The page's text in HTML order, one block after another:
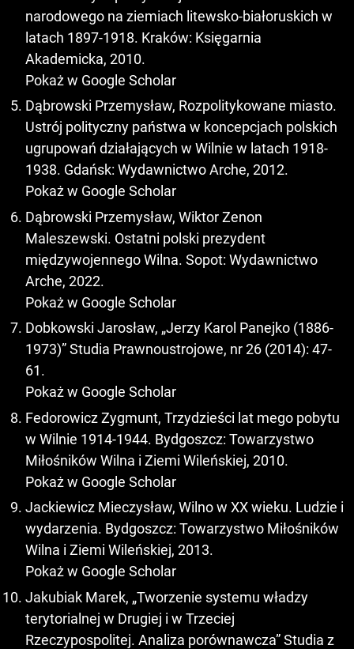
narodowego na ziemiach litewsko-białoruskich w
latach 1897-1918. Kraków: Księgarnia
Akademicka, 2010.
Pokaż w Google Scholar
Dąbrowski Przemysław, Rozpolitykowane miasto.
Ustrój polityczny państwa w koncepcjach polskich
ugrupowań działających w Wilnie w latach 1918-
1938. Gdańsk: Wydawnictwo Arche, 2012.
Pokaż w Google Scholar
Dąbrowski Przemysław, Wiktor Zenon
Maleszewski. Ostatni polski prezydent
międzywojennego Wilna. Sopot: Wydawnictwo
Arche, 2022.
Pokaż w Google Scholar
Dobkowski Jarosław, „Jerzy Karol Panejko (1886-
1973)” Studia Prawnoustrojowe, nr 26 (2014): 47-
61.
Pokaż w Google Scholar
Fedorowicz Zygmunt, Trzydzieści lat mego pobytu
w Wilnie 1914-1944. Bydgoszcz: Towarzystwo
Miłośników Wilna i Ziemi Wileńskiej, 2010.
Pokaż w Google Scholar
Jackiewicz Mieczysław, Wilno w XX wieku. Ludzie i
wydarzenia. Bydgoszcz: Towarzystwo Miłośników
Wilna i Ziemi Wileńskiej, 2013.
Pokaż w Google Scholar
Jakubiak Marek, „Tworzenie systemu władzy
terytorialnej w Drugiej i w Trzeciej
Rzeczypospolitej. Analiza porównawcza” Studia z